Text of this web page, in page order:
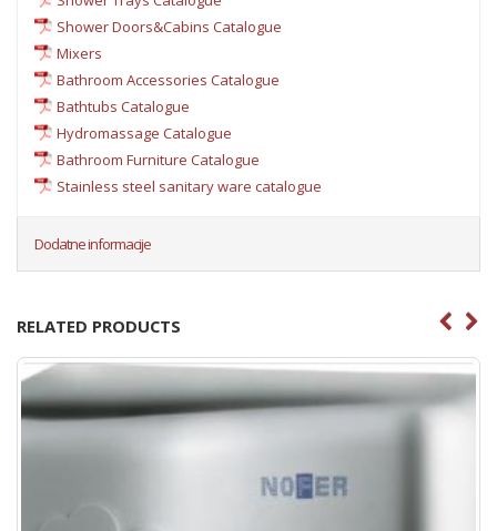
Shower Doors&Cabins Catalogue
Mixers
Bathroom Accessories Catalogue
Bathtubs Catalogue
Hydromassage Catalogue
Bathroom Furniture Catalogue
Stainless steel sanitary ware catalogue
Dodatne informacije
RELATED PRODUCTS